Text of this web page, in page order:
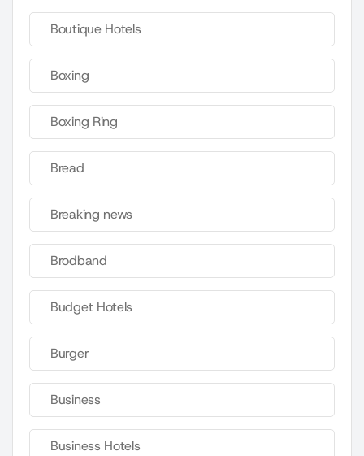
Boutique Hotels
Boxing
Boxing Ring
Bread
Breaking news
Brodband
Budget Hotels
Burger
Business
Business Hotels